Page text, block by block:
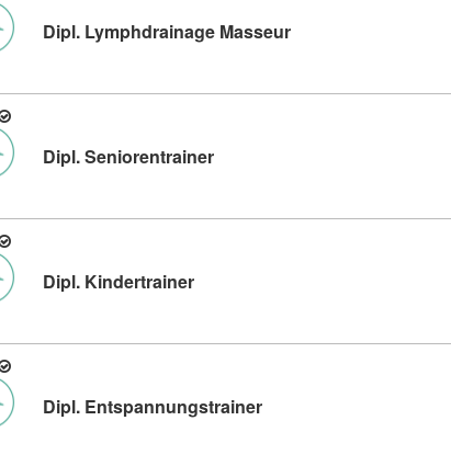
Dipl. Lymphdrainage MasseurKursdetail: Dipl.
Dipl. SeniorentrainerKursdetail: Dipl.
Dipl. KindertrainerKursdetail: Dipl. Kindertrainer
Dipl. EntspannungstrainerKursdetail: Dipl.